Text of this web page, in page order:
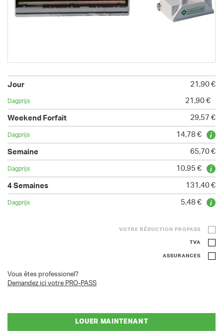
21,90 €
21,90 €
29,57 €
14,78 €
65,70 €
10,95 €
131,40 €
5,48 €
VOTRE RÉDUCTION PROPASS
TVA
ASSURANCES
Vous êtes professionel?
Demandez ici votre PRO-PASS
LOUER MAINTENANT